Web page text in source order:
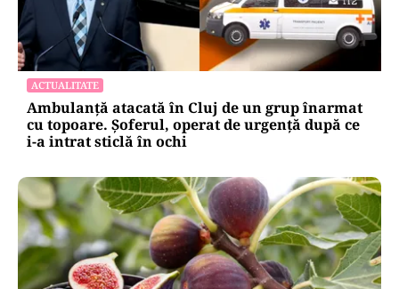
ACTUALITATE
Ambulanță atacată în Cluj de un grup înarmat
cu topoare. Șoferul, operat de urgență după ce
i-a intrat sticlă în ochi